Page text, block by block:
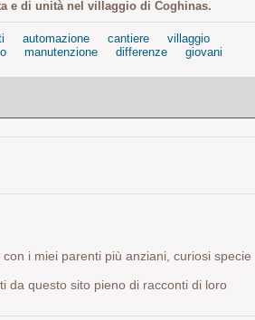
e di unità nel villaggio di Coghinas.
automazione cantiere
villaggio
manutenzione differenze giovani
i miei parenti più anziani, curiosi specie
da questo sito pieno di racconti di loro